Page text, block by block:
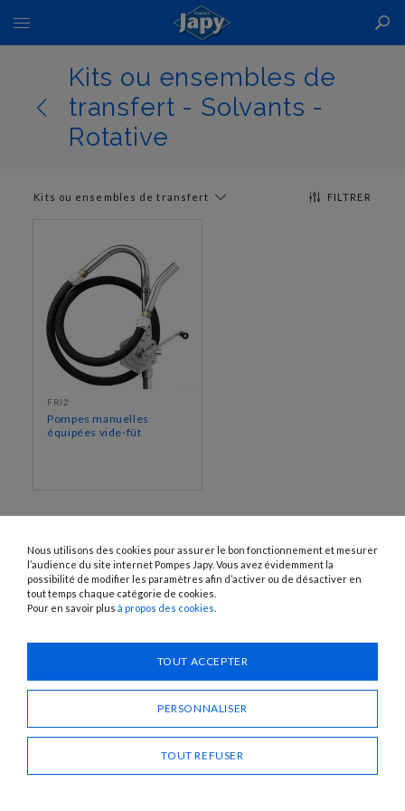
Basculer
la
navigationKits ou ensembles de
transfert - Solvants -
Rotative
FILTRER
Kits ou ensembles de transfert
FRI2
Pompes manuelles
équipées vide-fût
1120 Avenue OEHMICHEN - CS80015 - FR-25460 ÉTUPES
info@pompes-japy.com
FacebookVimeo
Nous utilisons des cookies pour assurer le bon fonctionnement et mesurer
l’audience du site internet Pompes Japy. Vous avez évidemment la
possibilité de modifier les paramètres afin d’activer ou de désactiver en
tout temps chaque catégorie de cookies.
Pour en savoir plus à propos des cookies
TOUT ACCEPTER
PERSONNALISER
TOUT REFUSER